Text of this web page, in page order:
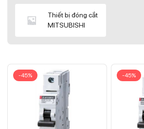
Thiết bị đóng cắt
MITSUBISHI
-45% -45%